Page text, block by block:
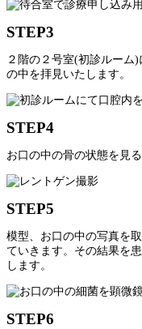
STEP3
２階の２号室(初診ルーム
の中を拝見いたします。
STEP4
お口の中の骨の状態を見
STEP5
模型、お口の中の写真を
ていきます。その結果を
します。
STEP6